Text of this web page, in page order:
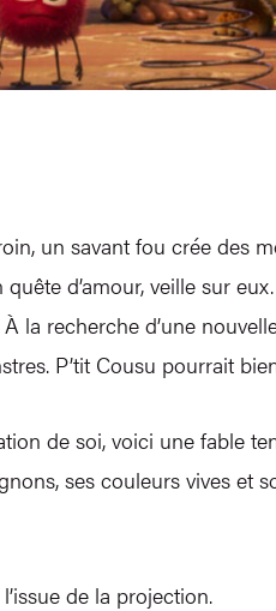
un savant fou crée des
quête d’amour, veille sur
la recherche d’une
P’tit Cousu pourrait
de soi, voici une fable
ses couleurs vives et
de la projection.